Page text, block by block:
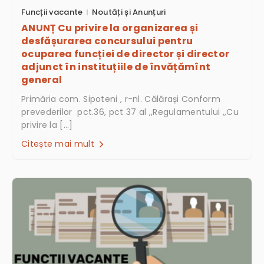
Funcții vacante Noutăți și Anunțuri
ANUNȚ Cu privire la organizarea și
desfășurarea concursului pentru
ocuparea funcției de director și director
adjunct în instituțiile de învățămînt
general
Primăria com. Sipoteni , r-nl. Călărași Conform
prevederilor pct.36, pct 37 al ,,Regulamentului ,,Cu
privire la […]
Citește mai mult